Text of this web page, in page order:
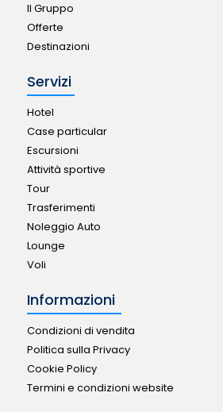
Il Gruppo
Offerte
Destinazioni
Servizi
Hotel
Case particular
Escursioni
Attività sportive
Tour
Trasferimenti
Noleggio Auto
Lounge
Voli
Informazioni
Condizioni di vendita
Politica sulla Privacy
Cookie Policy
Termini e condizioni website